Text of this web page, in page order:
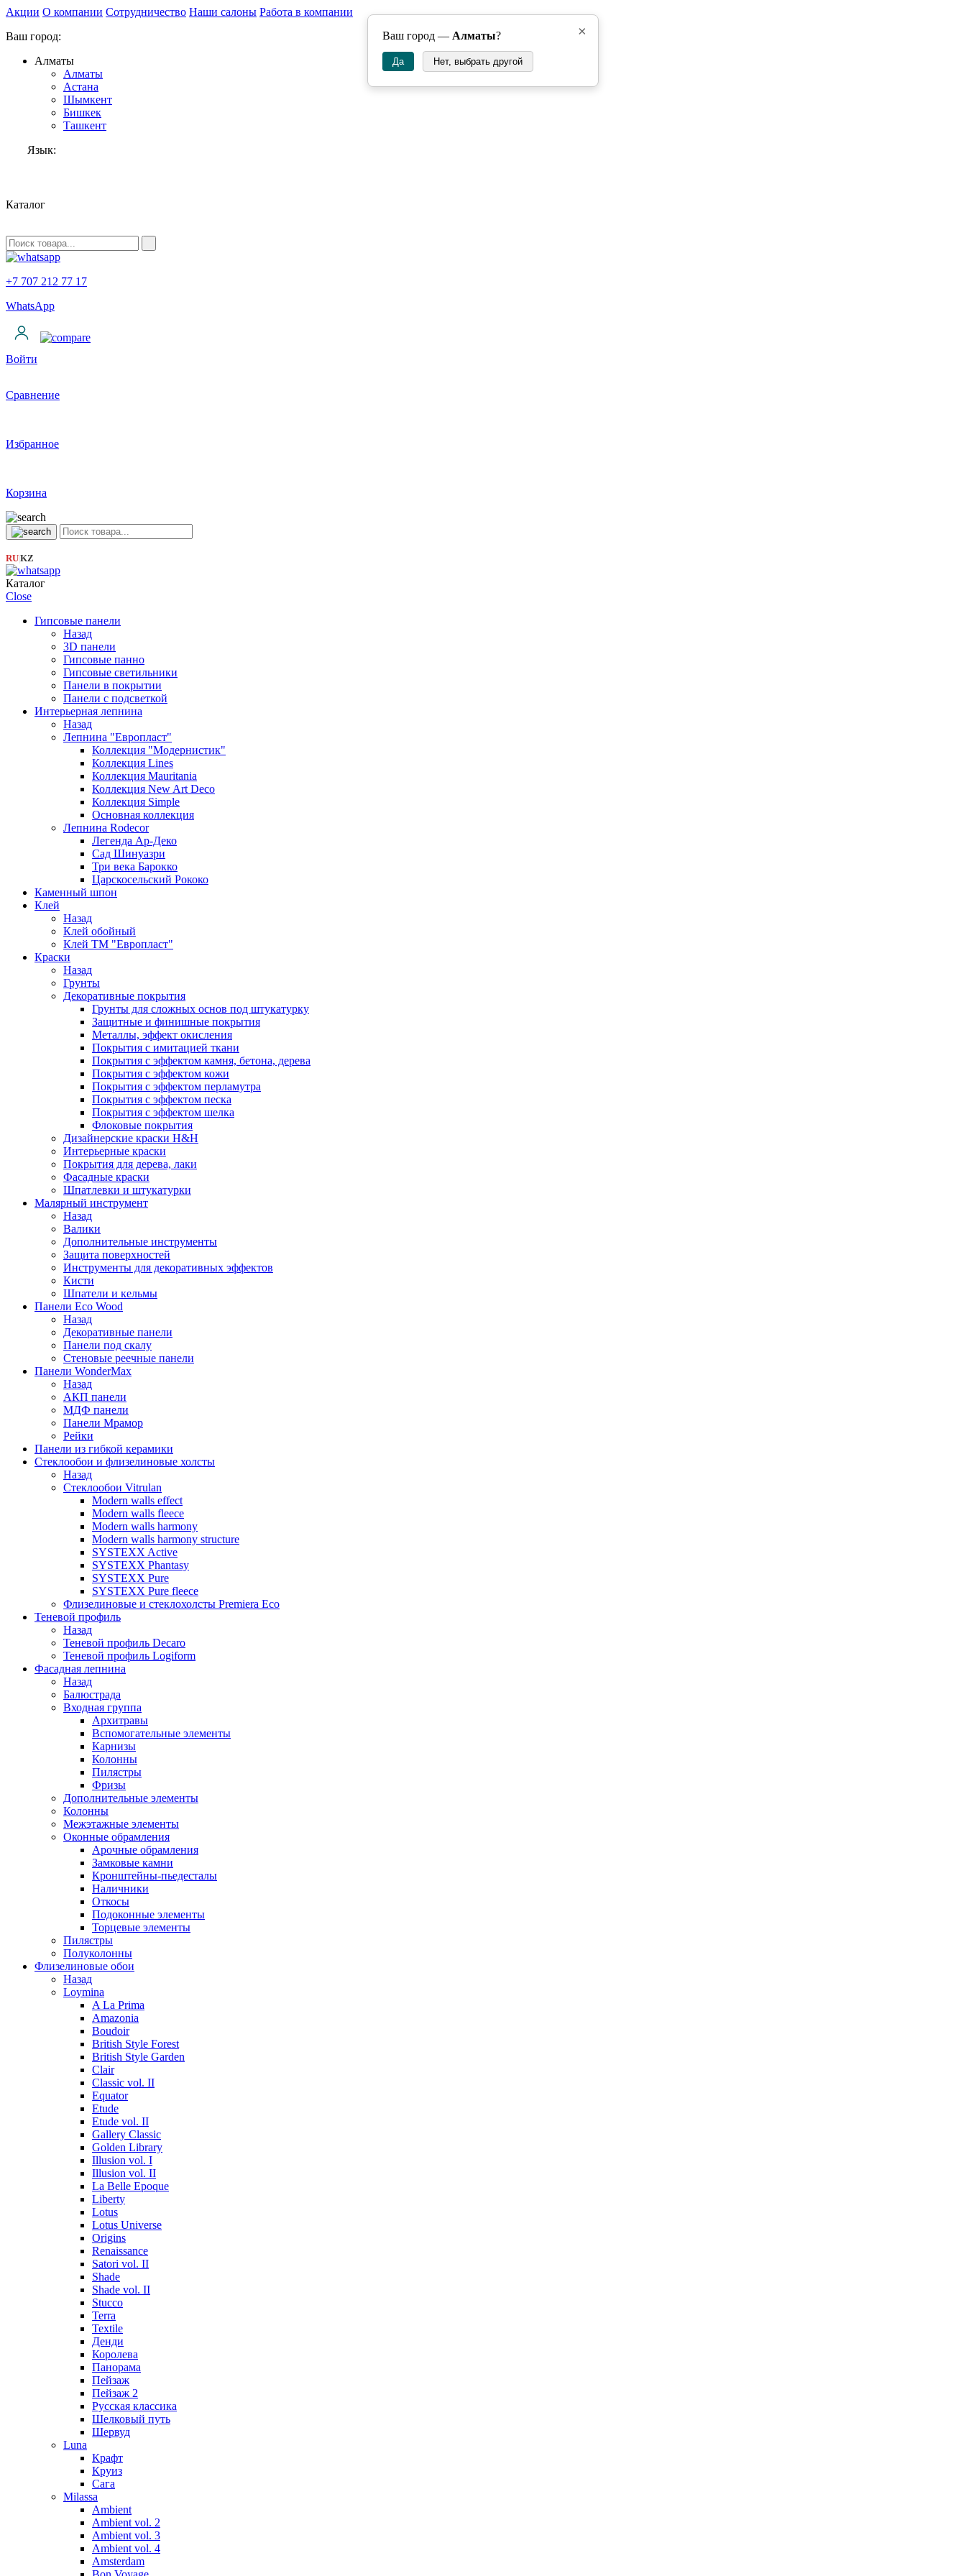
×
Ваш город — Алматы?
Да Нет, выбрать другой
Акции О компании Сотрудничество Наши салоны Работа в компании
Ваш город:
Алматы
Алматы
Астана
Шымкент
Бишкек
Ташкент
Язык:
Каталог
+7 707 212 77 17
WhatsApp
Войти
Сравнение
Избранное
Корзина
RU|KZ
Каталог
Close
Гипсовые панели
Назад
3D панели
Гипсовые панно
Гипсовые светильники
Панели в покрытии
Панели с подсветкой
Интерьерная лепнина
Назад
Лепнина "Европласт"
Коллекция "Модернистик"
Коллекция Lines
Коллекция Mauritania
Коллекция New Art Deco
Коллекция Simple
Основная коллекция
Лепнина Rodecor
Легенда Ар-Деко
Сад Шинуазри
Три века Барокко
Царскосельский Рококо
Каменный шпон
Клей
Назад
Клей обойный
Клей ТМ "Европласт"
Краски
Назад
Грунты
Декоративные покрытия
Грунты для сложных основ под штукатурку
Защитные и финишные покрытия
Металлы, эффект окисления
Покрытия с имитацией ткани
Покрытия с эффектом камня, бетона, дерева
Покрытия с эффектом кожи
Покрытия с эффектом перламутра
Покрытия с эффектом песка
Покрытия с эффектом шелка
Флоковые покрытия
Дизайнерские краски H&H
Интерьерные краски
Покрытия для дерева, лаки
Фасадные краски
Шпатлевки и штукатурки
Малярный инструмент
Назад
Валики
Дополнительные инструменты
Защита поверхностей
Инструменты для декоративных эффектов
Кисти
Шпатели и кельмы
Панели Eco Wood
Назад
Декоративные панели
Панели под скалу
Стеновые реечные панели
Панели WonderMax
Назад
АКП панели
МДФ панели
Панели Мрамор
Рейки
Панели из гибкой керамики
Стеклообои и флизелиновые холсты
Назад
Стеклообои Vitrulan
Modern walls effect
Modern walls fleece
Modern walls harmony
Modern walls harmony structure
SYSTEXX Active
SYSTEXX Phantasy
SYSTEXX Pure
SYSTEXX Pure fleece
Флизелиновые и стеклохолсты Premiera Eco
Теневой профиль
Назад
Теневой профиль Decaro
Теневой профиль Logiform
Фасадная лепнина
Назад
Балюстрада
Входная группа
Архитравы
Вспомогательные элементы
Карнизы
Колонны
Пилястры
Фризы
Дополнительные элементы
Колонны
Межэтажные элементы
Оконные обрамления
Арочные обрамления
Замковые камни
Кронштейны-пьедесталы
Наличники
Откосы
Подоконные элементы
Торцевые элементы
Пилястры
Полуколонны
Флизелиновые обои
Назад
Loymina
A La Prima
Amazonia
Boudoir
British Style Forest
British Style Garden
Clair
Classic vol. II
Equator
Etude
Etude vol. II
Gallery Classic
Golden Library
Illusion vol. I
Illusion vol. II
La Belle Epoque
Liberty
Lotus
Lotus Universe
Origins
Renaissance
Satori vol. II
Shade
Shade vol. II
Stucco
Terra
Textile
Денди
Королева
Панорама
Пейзаж
Пейзаж 2
Русская классика
Шелковый путь
Шервуд
Luna
Крафт
Круиз
Сага
Milassa
Ambient
Ambient vol. 2
Ambient vol. 3
Ambient vol. 4
Amsterdam